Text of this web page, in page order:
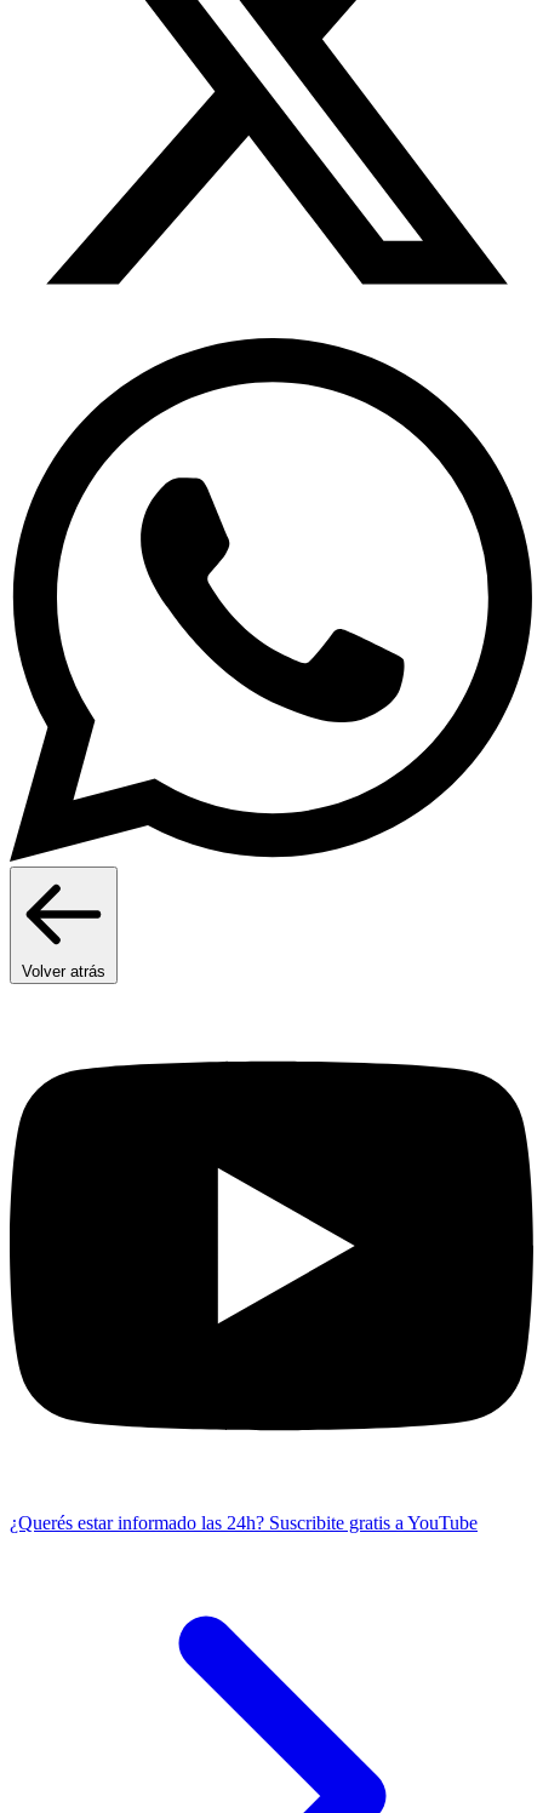
Volver atrás
¿Querés estar informado las 24h? Suscribite gratis a YouTube